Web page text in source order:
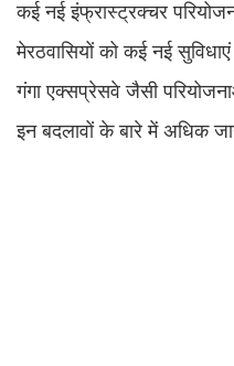
कई नई इंफ्रास्ट्रक्चर
मेरठवासियों को कई नई
गंगा एक्सप्रेसवे जैसी
इन बदलावों के बारे में अधिक